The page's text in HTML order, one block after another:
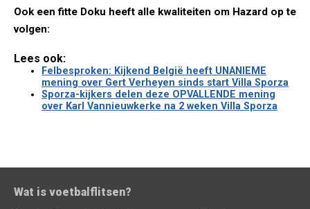
Ook een fitte Doku heeft alle kwaliteiten om Hazard op te
volgen:
Lees ook:
Felbesproken: Kijkend België heeft UNANIEME
mening over Gert Verheyen sinds start Villa Sporza
Sporza-kijkers delen deze OPVALLENDE mening
over Karl Vannieuwkerke na 2 weken Villa Sporza
Wat is voetbalflitsen?